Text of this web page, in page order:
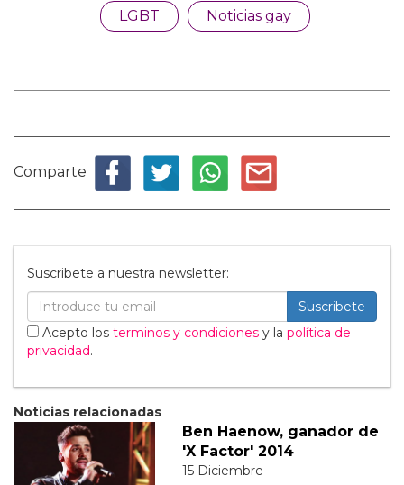
LGBT Noticias gay
Comparte
Suscribete a nuestra newsletter:
Suscribete
Acepto los terminos y condiciones y la política de
privacidad.
Noticias relacionadas
Ben Haenow, ganador de
'X Factor' 2014
15 Diciembre